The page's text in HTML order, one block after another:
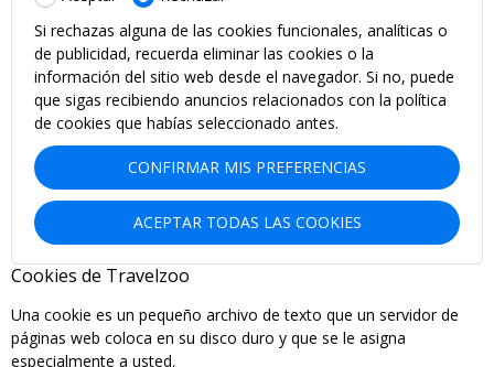
Si rechazas alguna de las cookies funcionales, analíticas o
de publicidad, recuerda eliminar las cookies o la
información del sitio web desde el navegador. Si no, puede
que sigas recibiendo anuncios relacionados con la política
de cookies que habías seleccionado antes.
CONFIRMAR MIS PREFERENCIAS
ACEPTAR TODAS LAS COOKIES
Cookies de Travelzoo
Una cookie es un pequeño archivo de texto que un servidor de
páginas web coloca en su disco duro y que se le asigna
especialmente a usted.